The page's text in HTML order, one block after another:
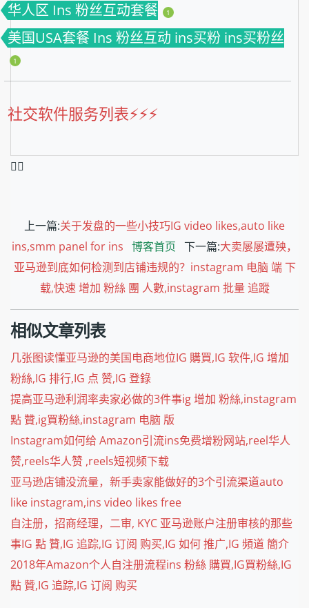
华人区 Ins 粉丝互动套餐 1
美国USA套餐 Ins 粉丝互动 ins买粉 ins买粉丝
1
社交软件服务列表⚡️⚡️⚡️
❤️‍🔥
上一篇:关于发盘的一些小技巧IG video likes,auto like
ins,smm panel for ins 博客首页 下一篇:大卖屡屡遭殃，
亚马逊到底如何检测到店铺违规的？instagram 电脑 端 下
载,快速 增加 粉絲 團 人數,instagram 批量 追蹤
相似文章列表
几张图读懂亚马逊的美国电商地位IG 購買,IG 软件,IG 增加
粉絲,IG 排行,IG 点 赞,IG 登錄
提高亚马逊利润率卖家必做的3件事ig 增加 粉絲,instagram
點 贊,ig買粉絲,instagram 电脑 版
Instagram如何给 Amazon引流ins免费增粉网站,reel华人
赞,reels华人赞 ,reels短视频下载
亚马逊店铺没流量，新手卖家能做好的3个引流渠道auto
like instagram,ins video likes free
自注册，招商经理，二审, KYC 亚马逊账户注册审核的那些
事IG 點 贊,IG 追踪,IG 订阅 购买,IG 如何 推广,IG 頻道 簡介
2018年Amazon个人自注册流程ins 粉絲 購買,IG買粉絲,IG
點 贊,IG 追踪,IG 订阅 购买